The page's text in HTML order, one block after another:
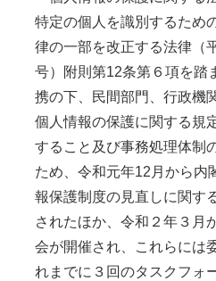
特定の個人を識別するため
律の一部を改正する法律（
号）附則第12条第６項を踏
携の下、民間部門、行政機
個人情報の保護に関する規
すること及び事務処理体制
ため、令和元年12月から内
報保護制度の見直しに関す
されたほか、令和２年３月
会が開催され、これらには
れまでに３回のタスクフォ